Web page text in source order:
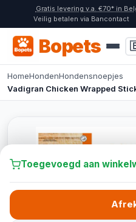
Gratis levering v.a. €70* in
Veilig betalen via Bancontact
Bopets
HomeHondenHondensnoepjes
Vadigran Chicken Wrapped
Toegevoegd aan